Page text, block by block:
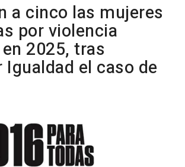
a cinco las mujeres
por violencia
2025, tras
el caso de